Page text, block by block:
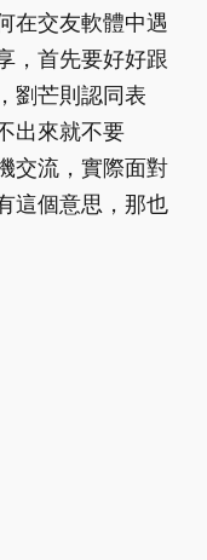
在交友軟體中遇
，首先要好好跟
劉芒則認同表
出來就不要
交流，實際面對
這個意思，那也